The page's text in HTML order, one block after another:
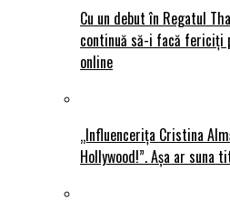
Cu un debut în Regatul
continuă să-i facă fericiți
online
„Influencerița Cristina
Hollywood!”. Așa ar